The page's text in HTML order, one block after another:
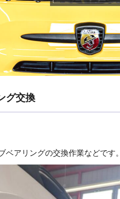
グ交換
アリングの交換作業などです。